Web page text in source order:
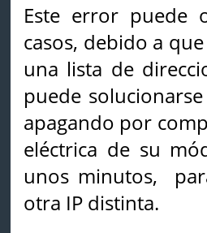
Este error puede
casos, debido a
una lista de
puede
apagando por
eléctrica de su
unos minutos,
otra IP distinta.